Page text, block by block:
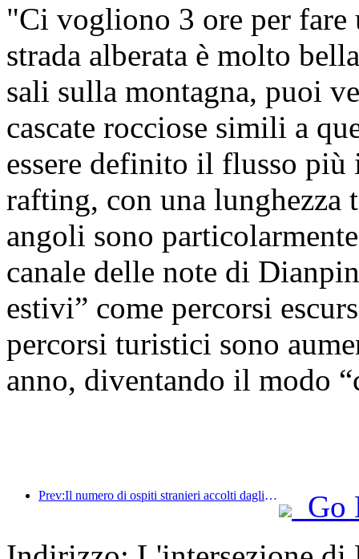
"Ci vogliono 3 ore per fare
strada alberata è molto
sali sulla montagna, puoi
cascate rocciose simili a
essere definito il flusso
rafting, con una
angoli sono
canale delle note di
estivi” come percorsi
percorsi turistici sono
anno, diventando il modo
Prev:Il numero di ospiti stranieri accolti dagli hotel della Cina continentale di China Travel Service Hotels nella prima metà dell'anno è aumentato del 67% su base annua.
Go